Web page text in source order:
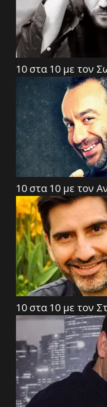
10 στα 10 με τον
10 στα 10 με τον
10 στα 10 με τον